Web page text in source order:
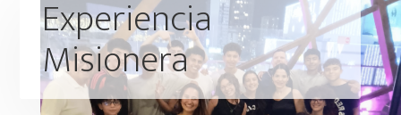
Experiencia
Misionera